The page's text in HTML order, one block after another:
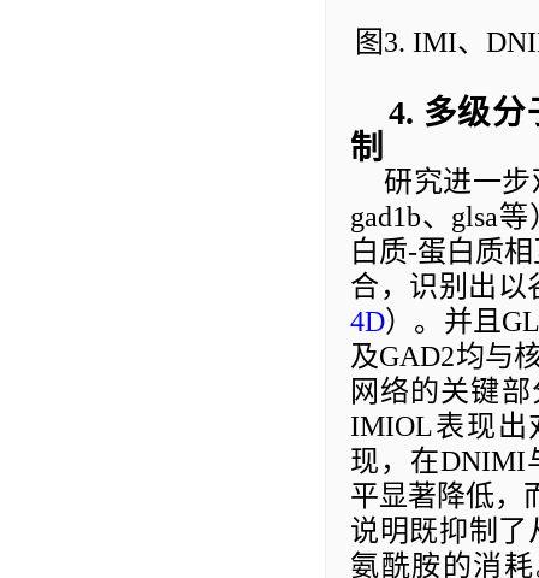
图3. IMI、
4. 多级分
制
研究进一
gad1b、 glsa等
白质-蛋白质
合，识别出以
4D）。并且
及GAD2均与
网络的关键
IMIOL表现出
现，在DNIMI
平显著降低，
说明既抑制了
氨酰胺的消